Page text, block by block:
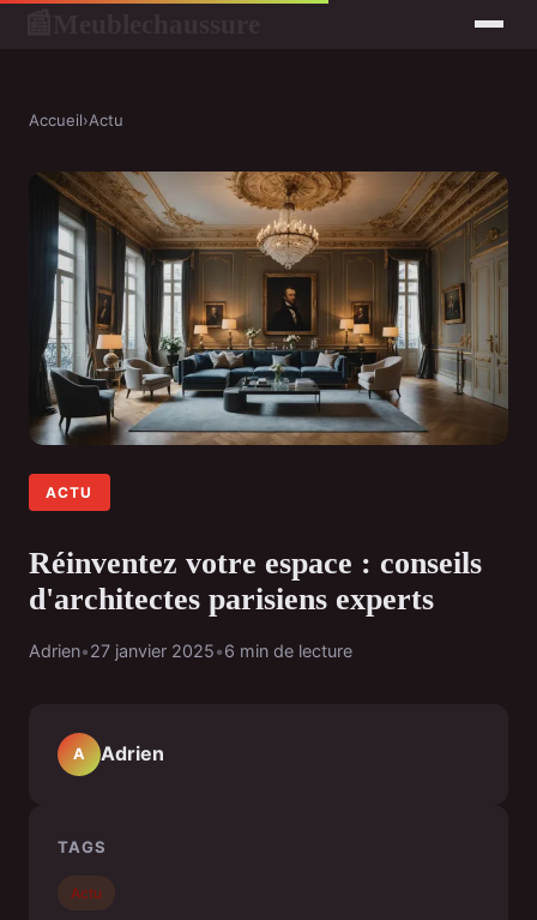
Accueil›Actu
ACTU
Réinventez votre espace : conseils
d'architectes parisiens experts
Adrien•27 janvier 2025•6 min de lecture
A Adrien
TAGS
Actu